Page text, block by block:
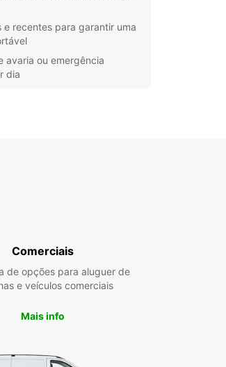
e recentes para garantir uma
avaria ou emergência
dia
Comerciais
de opções para aluguer de
e veículos comerciais
Mais info